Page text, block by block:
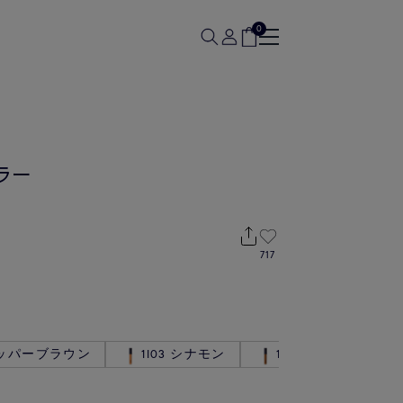
0
ー
717
パーブラウン 1I03 シナモン 1I04 ショコラブラ